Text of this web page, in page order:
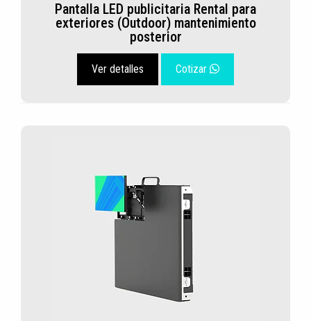
Pantalla LED publicitaria Rental para
exteriores (Outdoor) mantenimiento
posterior
Ver detalles Cotizar